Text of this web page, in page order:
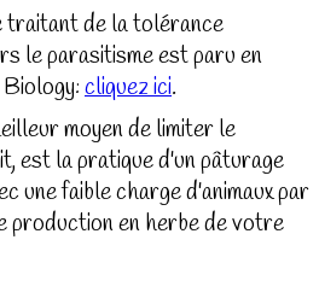
traitant de la tolérance
le parasitisme est paru en
cliquez ici.
moyen de limiter le
est la pratique d'un pâturage
une faible charge d'animaux par
production en herbe de votre